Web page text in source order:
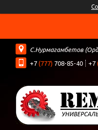
С.Нурмагамбетов
+7 (777) 708-85-40 +7